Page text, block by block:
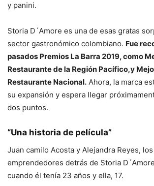
y panini.
Storia D´Amore es una de esas gratas
sector gastronómico colombiano. Fue
pasados Premios La Barra 2019, como
Restaurante de la Región Pacífico,y
Restaurante Nacional. Ahora, la marca
su expansión y espera llegar
dos puntos.
“Una historia de película”
Juan camilo Acosta y Alejandra Reyes,
emprendedores detrás de Storia
cuando él tenía 23 años y ella, 17.